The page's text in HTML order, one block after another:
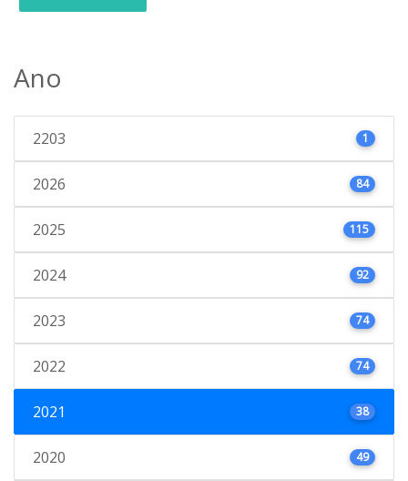
Ano
2203 1
2026 84
2025 115
2024 92
2023 74
2022 74
2021 38
2020 49